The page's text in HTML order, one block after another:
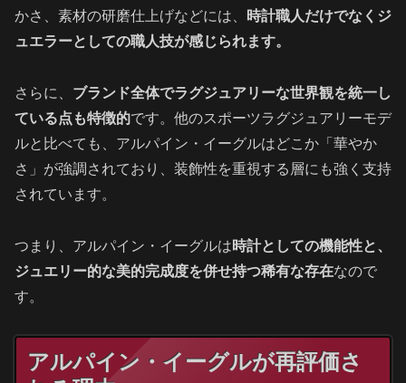
かさ、素材の研磨仕上げなどには、 時計職人だけでなくジ
ュエラーとしての職人技が感じられます。
さらに、 ブランド全体でラグジュアリーな世界観を統一し
ている点も特徴的です。他のスポーツラグジュアリーモデ
ルと比べても、アルパイン・イーグルはどこか「華やか
さ」が強調されており、装飾性を重視する層にも強く支持
されています。
つまり、アルパイン・イーグルは時計としての機能性と、
ジュエリー的な美的完成度を併せ持つ稀有な存在なので
す。
アルパイン・イーグルが再評価さ